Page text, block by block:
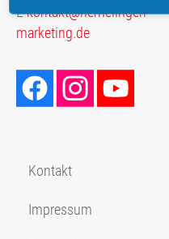
Ekontakt@hemelingen-
marketing.de
Kontakt
Impressum